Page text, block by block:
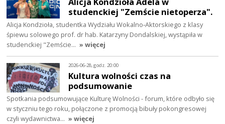
studenckiej "Zemście nietoperza".
Alicja Kondzioła, studentka Wydziału Wokalno‑Aktorskiego z klasy
śpiewu solowego prof. dr hab. Katarzyny Dondalskiej, wystąpiła w
studenckiej "Zemście… » więcej
2026-06-28, godz. 20:00
Kultura wolności czas na
podsumowanie
Spotkania podsumowujące Kulturę Wolności - forum, które odbyło się
w styczniu tego roku, połączone z promocją bibuły pokongresowej
czyli wydawnictwa… » więcej